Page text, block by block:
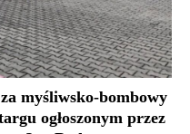
za myśliwsko-bombowy
ogłoszonym przez